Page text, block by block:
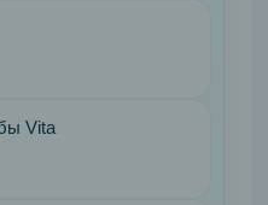
Vita